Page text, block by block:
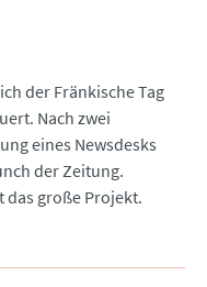
der Fränkische Tag
Nach zwei
eines Newsdesks
der Zeitung.
große Projekt.